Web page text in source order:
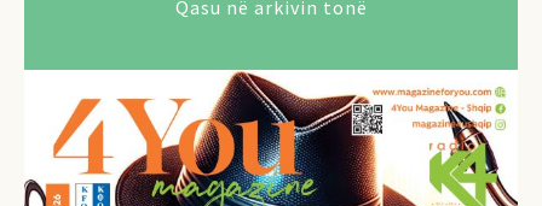
Qasu në arkivin tonë